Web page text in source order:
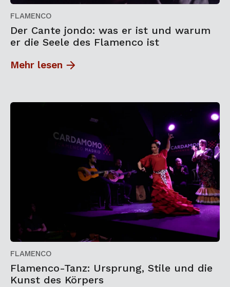
FLAMENCO
Der Cante jondo: was er ist und warum
er die Seele des Flamenco ist
Mehr lesen
FLAMENCO
Flamenco-Tanz: Ursprung, Stile und die
Kunst des Körpers